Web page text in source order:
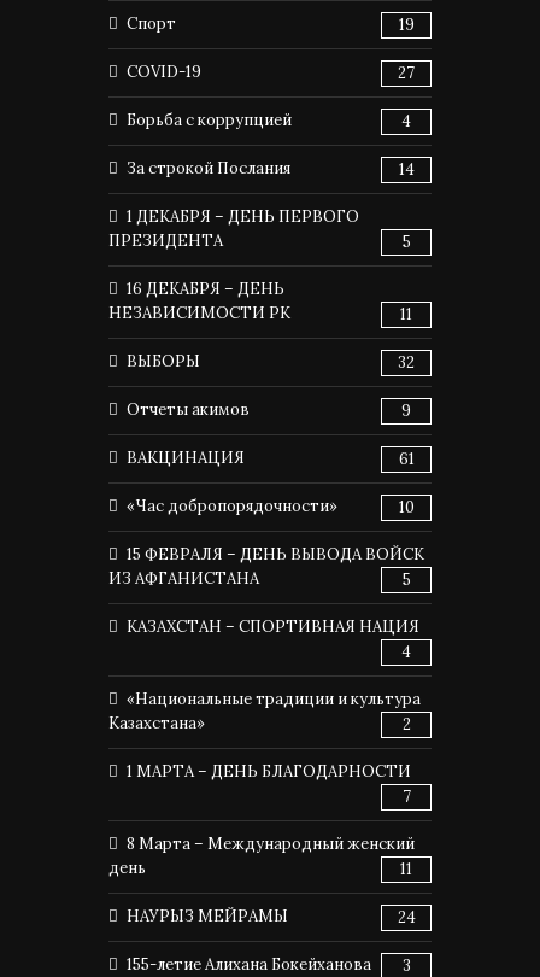
Спорт 19
COVID-19 27
Борьба с коррупцией 4
За строкой Послания 14
1 ДЕКАБРЯ – ДЕНЬ ПЕРВОГО
ПРЕЗИДЕНТА
5
16 ДЕКАБРЯ – ДЕНЬ
НЕЗАВИСИМОСТИ РК
11
ВЫБОРЫ 32
Отчеты акимов 9
ВАКЦИНАЦИЯ 61
«Час добропорядочности» 10
15 ФЕВРАЛЯ – ДЕНЬ ВЫВОДА ВОЙСК
ИЗ АФГАНИСТАНА
5
КАЗАХСТАН – СПОРТИВНАЯ НАЦИЯ
4
«Национальные традиции и культура
Казахстана»
2
1 МАРТА – ДЕНЬ БЛАГОДАРНОСТИ
7
8 Марта – Международный женский
день
11
НАУРЫЗ МЕЙРАМЫ 24
155-летие Алихана Бокейханова 3